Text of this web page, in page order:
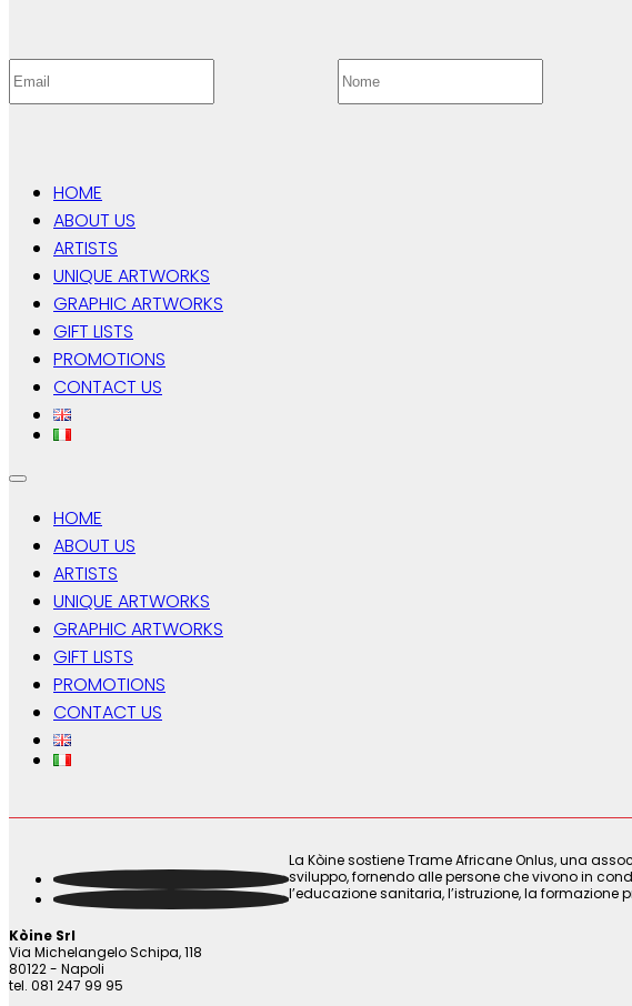
HOME
ABOUT US
ARTISTS
UNIQUE ARTWORKS
GRAPHIC ARTWORKS
GIFT LISTS
PROMOTIONS
CONTACT US
HOME
ABOUT US
ARTISTS
UNIQUE ARTWORKS
GRAPHIC ARTWORKS
GIFT LISTS
PROMOTIONS
CONTACT US
La Kòine sostiene Trame Africane Onlus, una
sviluppo, fornendo alle persone che vivono in
l’educazione sanitaria, l’istruzione, la formazione
Kòine Srl
Via Michelangelo Schipa, 118
80122 - Napoli
tel. 081 247 99 95